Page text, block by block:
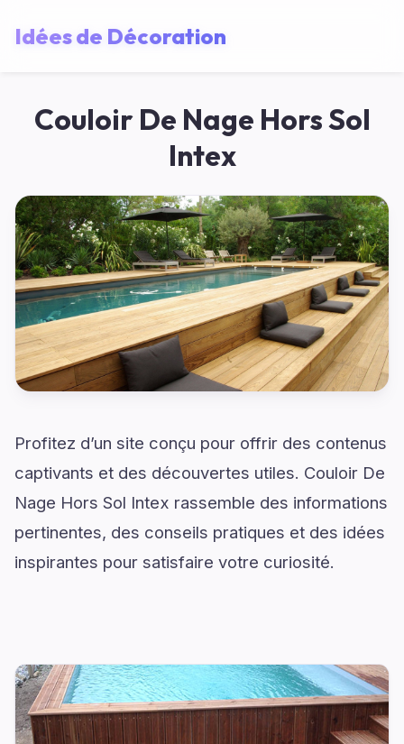
Idées de Décoration
Couloir De Nage Hors Sol
Intex
Profitez d’un site conçu pour offrir des contenus
captivants et des découvertes utiles. Couloir De
Nage Hors Sol Intex rassemble des informations
pertinentes, des conseils pratiques et des idées
inspirantes pour satisfaire votre curiosité.